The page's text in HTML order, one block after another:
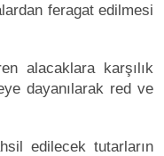
feragat edilmesi
alacaklara karşılık
dayanılarak red ve
edilecek tutarların